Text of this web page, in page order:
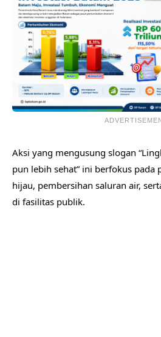
​Aksi yang mengusung slogan
pun lebih sehat” ini berfokus pada
hijau, pembersihan saluran air,
di fasilitas publik.